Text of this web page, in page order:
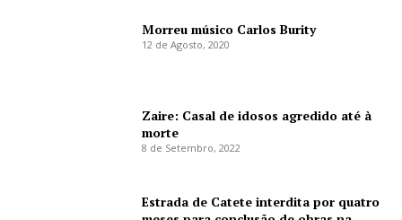
Morreu músico Carlos Burity
12 de Agosto, 2020
Zaire: Casal de idosos agredido até à
morte
8 de Setembro, 2022
Estrada de Catete interdita por quatro